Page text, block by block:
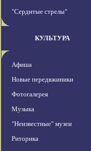
"Сердитые стрелы"
КУЛЬТУРА
Афиша
Новые передвжиники
Фотогалерея
Музыка
"Неизвестные" музеи
Риторика